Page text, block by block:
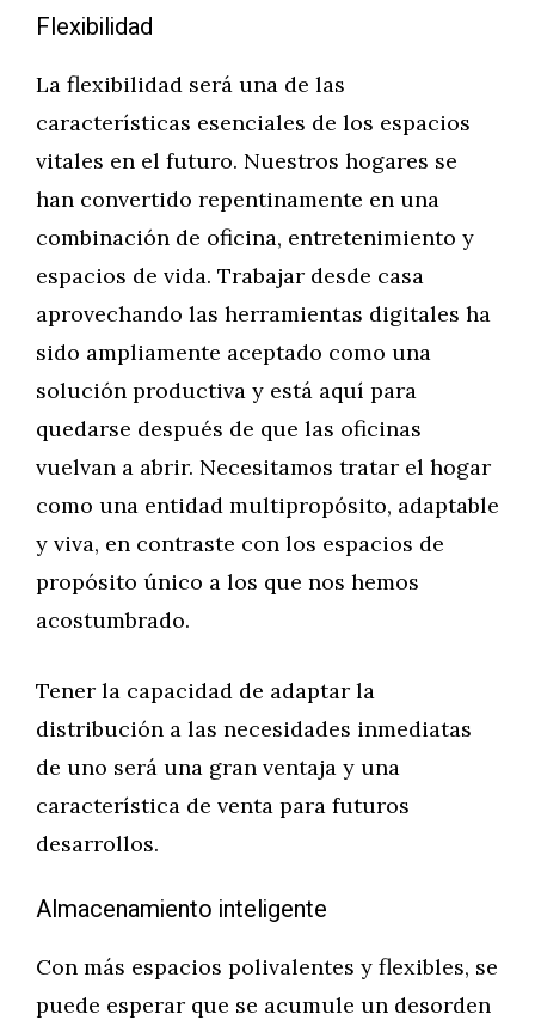
Flexibilidad
La flexibilidad será una de las
características esenciales de los espacios
vitales en el futuro. Nuestros hogares se
han convertido repentinamente en una
combinación de oficina, entretenimiento y
espacios de vida. Trabajar desde casa
aprovechando las herramientas digitales ha
sido ampliamente aceptado como una
solución productiva y está aquí para
quedarse después de que las oficinas
vuelvan a abrir. Necesitamos tratar el hogar
como una entidad multipropósito, adaptable
y viva, en contraste con los espacios de
propósito único a los que nos hemos
acostumbrado.
Tener la capacidad de adaptar la
distribución a las necesidades inmediatas
de uno será una gran ventaja y una
característica de venta para futuros
desarrollos.
Almacenamiento inteligente
Con más espacios polivalentes y flexibles, se
puede esperar que se acumule un desorden